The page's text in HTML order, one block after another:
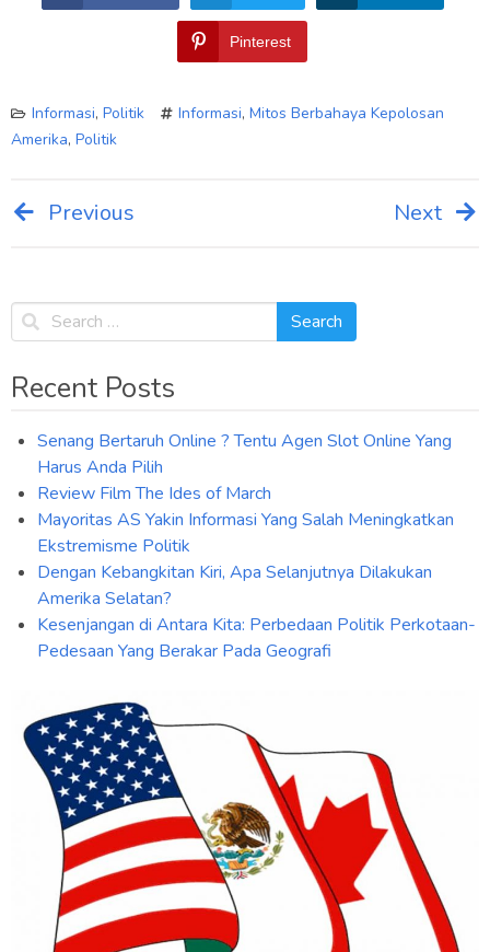
Pinterest
Informasi, Politik Informasi, Mitos Berbahaya Kepolosan
Amerika, Politik
Post
navigation
Previous Next
Recent Posts
Senang Bertaruh Online ? Tentu Agen Slot Online Yang
Harus Anda Pilih
Review Film The Ides of March
Mayoritas AS Yakin Informasi Yang Salah Meningkatkan
Ekstremisme Politik
Dengan Kebangkitan Kiri, Apa Selanjutnya Dilakukan
Amerika Selatan?
Kesenjangan di Antara Kita: Perbedaan Politik Perkotaan-
Pedesaan Yang Berakar Pada Geografi